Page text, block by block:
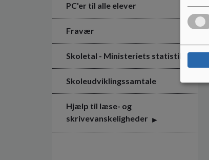
PC'er til alle elever
Fravær
Skoletal - Ministeriets statistik
Skoleudviklingssamtale
Hjælp til læse- og
skrivevanskeligheder